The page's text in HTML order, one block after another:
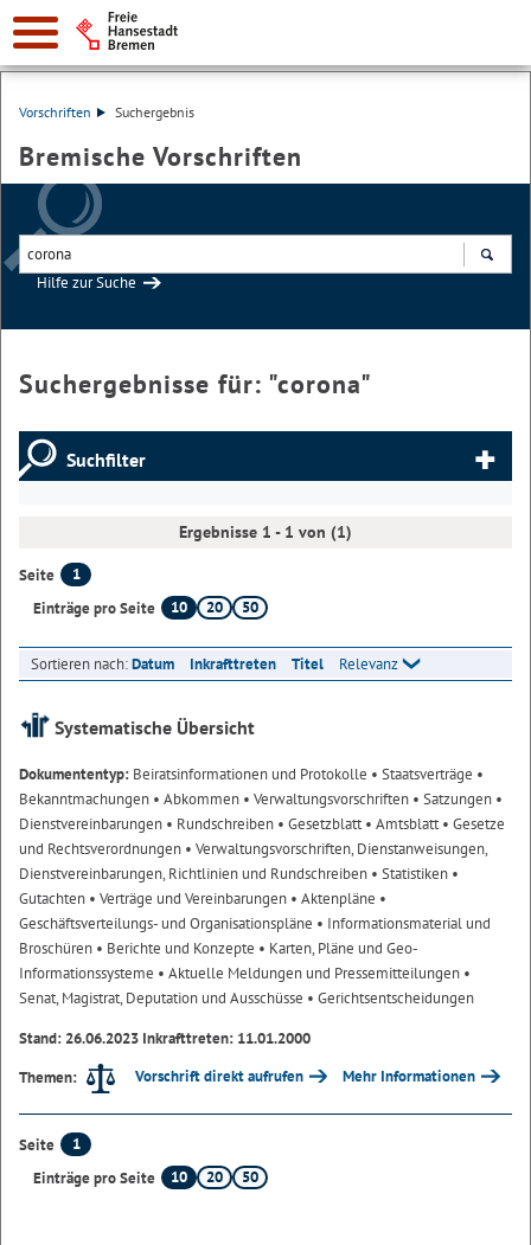
Vorschriften Suchergebnis
Bremische Vorschriften
Hilfe zur Suche
Suchergebnisse für: "corona"
Suchfilter
Ergebnisse 1 - 1 von (1)
Seite
1
Einträge pro Seite
10 20 50
Sortieren nach:Datum Inkrafttreten Titel Relevanz
Systematische Übersicht
Dokumententyp: Beiratsinformationen und Protokolle • Staatsverträge •
Bekanntmachungen • Abkommen • Verwaltungsvorschriften • Satzungen •
Dienstvereinbarungen • Rundschreiben • Gesetzblatt• Amtsblatt• Gesetze
und Rechtsverordnungen • Verwaltungsvorschriften, Dienstanweisungen,
Dienstvereinbarungen, Richtlinien und Rundschreiben • Statistiken •
Gutachten • Verträge und Vereinbarungen • Aktenpläne •
Geschäftsverteilungs- und Organisationspläne • Informationsmaterial und
Broschüren • Berichte und Konzepte • Karten, Pläne und Geo-
Informationssysteme • Aktuelle Meldungen und Pressemitteilungen •
Senat, Magistrat, Deputation und Ausschüsse • Gerichtsentscheidungen
Stand: 26.06.2023 Inkrafttreten: 11.01.2000
Themen:
Vorschrift direkt aufrufen Mehr Informationen
Seite
1
Einträge pro Seite
10 20 50